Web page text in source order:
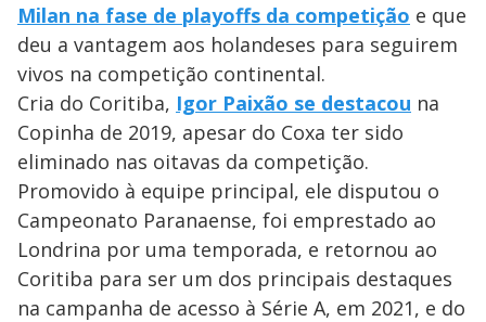
Milan na fase de playoffs da competição e que
deu a vantagem aos holandeses para seguirem
vivos na competição continental.
Cria do Coritiba, Igor Paixão se destacou na
Copinha de 2019, apesar do Coxa ter sido
eliminado nas oitavas da competição.
Promovido à equipe principal, ele disputou o
Campeonato Paranaense, foi emprestado ao
Londrina por uma temporada, e retornou ao
Coritiba para ser um dos principais destaques
na campanha de acesso à Série A, em 2021, e do